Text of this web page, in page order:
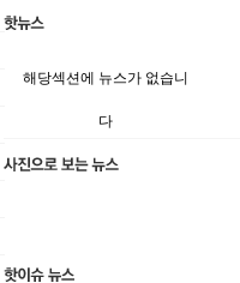
해당섹션에 뉴스가 없습니
다